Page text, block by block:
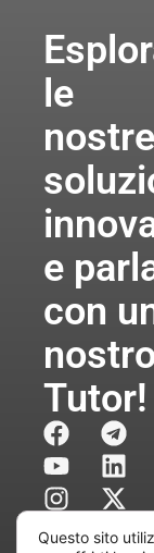
le
nostre
e
con
nostro
Tutor!
Questo sito